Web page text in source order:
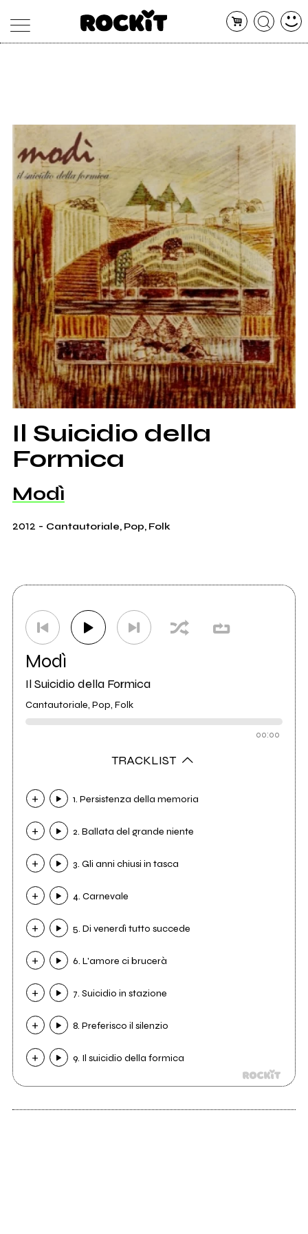
CONCERTI
SHOP
RADIO
Il Suicidio della
Formica
Modì
2012 - Cantautoriale, Pop, Folk
Modì
Il Suicidio della Formica
Cantautoriale, Pop, Folk
00:00
TRACKLIST
1. Persistenza della memoria
2. Ballata del grande niente
3. Gli anni chiusi in tasca
4. Carnevale
5. Di venerdì tutto succede
6. L'amore ci brucerà
7. Suicidio in stazione
8. Preferisco il silenzio
9. Il suicidio della formica